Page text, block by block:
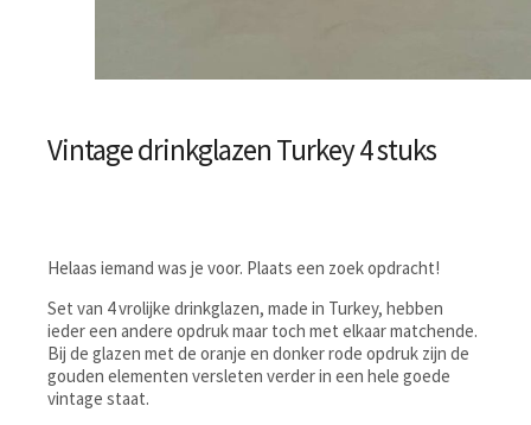
Vintage drinkglazen Turkey 4 stuks
Helaas iemand was je voor. Plaats een zoek opdracht!
Set van 4 vrolijke drinkglazen, made in Turkey, hebben
ieder een andere opdruk maar toch met elkaar matchende.
Bij de glazen met de oranje en donker rode opdruk zijn de
gouden elementen versleten verder in een hele goede
vintage staat.